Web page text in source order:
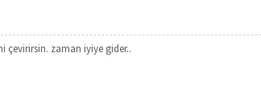
zaman iyiye gider..